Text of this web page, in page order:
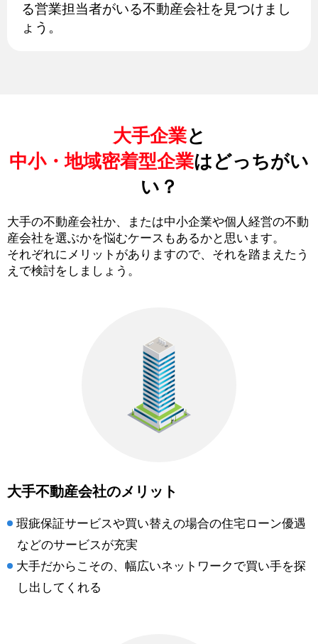
る営業担当者がいる不動産会社を見つけまし
ょう。
大手企業と
中小・地域密着型企業はどっちがい
い？
大手の不動産会社か、または中小企業や個人経営の不動
産会社を選ぶかを悩むケースもあるかと思います。
それぞれにメリットがありますので、それを踏まえたう
えで検討をしましょう。
大手不動産会社のメリット
瑕疵保証サービスや買い替えの場合の住宅ローン優遇
などのサービスが充実
大手だからこその、幅広いネットワークで買い手を探
し出してくれる